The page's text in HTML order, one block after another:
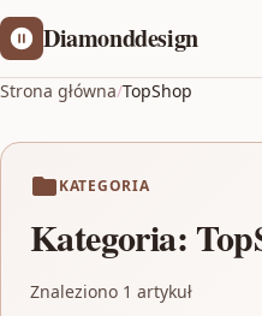
Diamonddesign
Strona główna/TopShop
KATEGORIA
Kategoria:
Znaleziono 1 artykuł